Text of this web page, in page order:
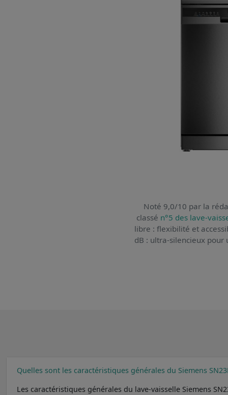
Noté 9,0/10 par la
classé n°5 des lave-
libre : flexibilité et
dB : ultra-silencieux
Quelles sont les caractéristiques générales du Siemens
Les caractéristiques générales du lave-vaisselle Siemens